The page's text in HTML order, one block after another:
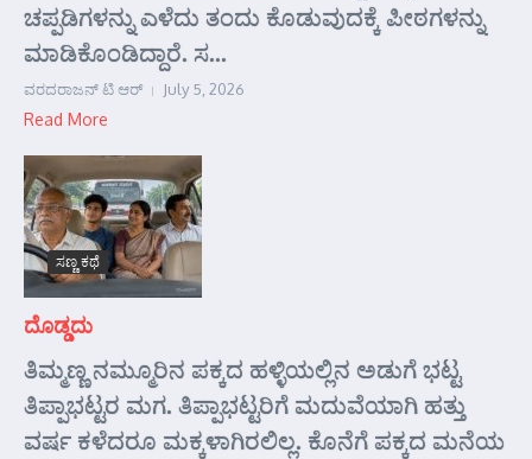
ಚಪ್ಪಡಿಗಳನ್ನು ಎಳೆದು ತಂದು ಕೊಡುವುದಕ್ಕೆ ಪೀಠಗಳನ್ನು
ಮಾಡಿಕೊಂಡಿದ್ದಾರೆ. ಸ...
ವರದರಾಜನ್ ಟಿ ಆರ್ July 5, 2026
Read More
ಸಣ್ಣ ಕಥೆ
ದೊಡ್ಡದು
ತಿಮ್ಮಣ್ಣ ನಮ್ಮೂರಿನ ಪಕ್ಕದ ಹಳ್ಳಿಯಲ್ಲಿನ ಅಡುಗೆ ಭಟ್ಟ
ತಿಪ್ಪಾಭಟ್ಟರ ಮಗ. ತಿಪ್ಪಾಭಟ್ಟರಿಗೆ ಮದುವೆಯಾಗಿ ಹತ್ತು
ವರ್ಷ ಕಳೆದರೂ ಮಕ್ಕಳಾಗಿರಲಿಲ್ಲ. ಕೊನೆಗೆ ಪಕ್ಕದ ಮನೆಯ